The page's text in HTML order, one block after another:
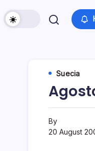
Suecia
By
20 August